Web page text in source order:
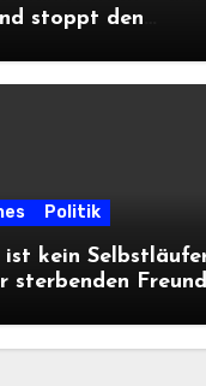
stoppt den
Politik
kein
sterbenden